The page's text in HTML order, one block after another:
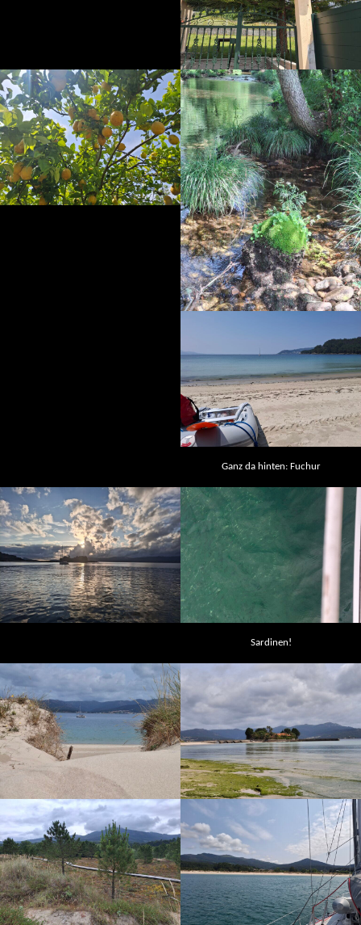
Ganz da hinten: Fuchur
Sardinen!